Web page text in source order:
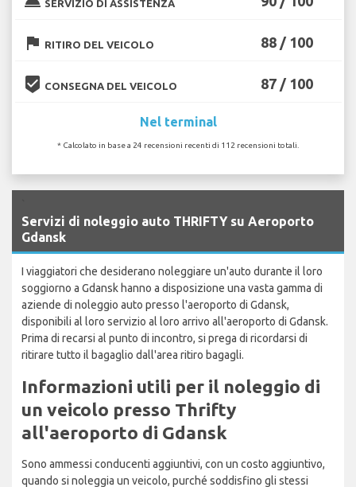
SERVIZIO DI ASSISTENZA
flag RITIRO DEL VEICOLO 88 / 100
beenhere CONSEGNA DEL VEICOLO 87 / 100
Nel terminal
* Calcolato in base a 24 recensioni recenti di 112 recensioni totali.
Servizi di noleggio auto THRIFTY su Aeroporto
Gdansk
I viaggiatori che desiderano noleggiare un'auto durante il loro
soggiorno a Gdansk hanno a disposizione una vasta gamma di
aziende di noleggio auto presso l'aeroporto di Gdansk,
disponibili al loro servizio al loro arrivo all'aeroporto di Gdansk.
Prima di recarsi al punto di incontro, si prega di ricordarsi di
ritirare tutto il bagaglio dall'area ritiro bagagli.
Informazioni utili per il noleggio di
un veicolo presso Thrifty
all'aeroporto di Gdansk
Sono ammessi conducenti aggiuntivi, con un costo aggiuntivo,
quando si noleggia un veicolo, purché soddisfino gli stessi